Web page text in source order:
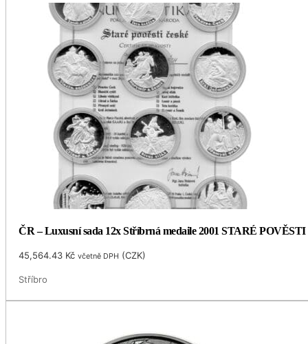
ČR – Luxusní sada 12x Stříbrná medaile 2001 STARÉ
45,564.43 Kč včetně DPH (CZK)
Stříbro